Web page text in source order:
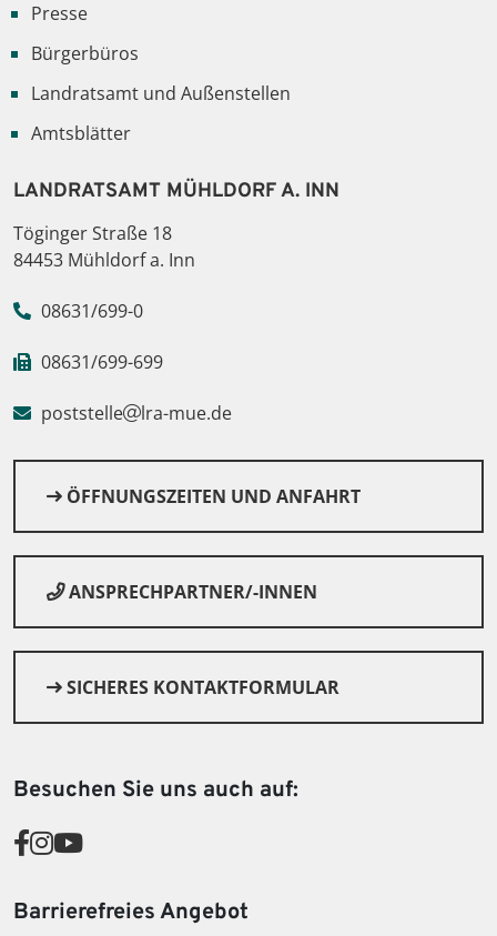
Presse
Bürgerbüros
Landratsamt und Außenstellen
Amtsblätter
LANDRATSAMT MÜHLDORF A. INN
Töginger Straße 18
84453 Mühldorf a. Inn
08631/699-0
08631/699-699
poststelle lra-mue.de
ÖFFNUNGSZEITEN UND ANFAHRT
ANSPRECHPARTNER/-INNEN
SICHERES KONTAKTFORMULAR
Besuchen Sie uns auch auf:
Barrierefreies Angebot